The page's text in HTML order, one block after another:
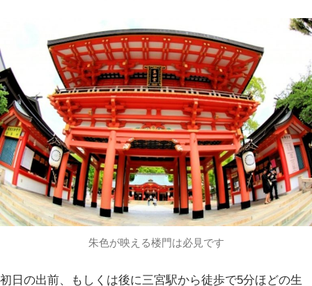
朱色が映える楼門は必見です
初日の出前、もしくは後に三宮駅から徒歩で5分ほどの生